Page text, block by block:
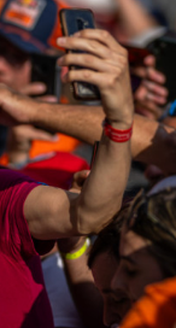
Seiten
Alle anzeigen